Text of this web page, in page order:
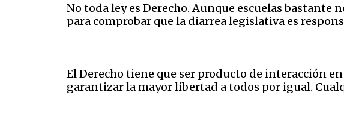
No toda ley es Derecho. Aunque escuelas bastante
para comprobar que la diarrea legislativa es
El Derecho tiene que ser producto de interacción
garantizar la mayor libertad a todos por igual.